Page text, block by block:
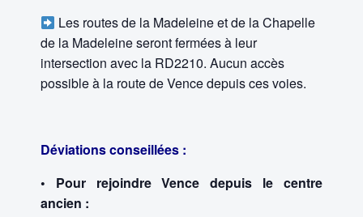
Les routes de la Madeleine et de la Chapelle
de la Madeleine seront fermées à leur
intersection avec la RD2210. Aucun accès
possible à la route de Vence depuis ces voies.
Déviations conseillées :
• Pour rejoindre Vence depuis le centre
ancien :